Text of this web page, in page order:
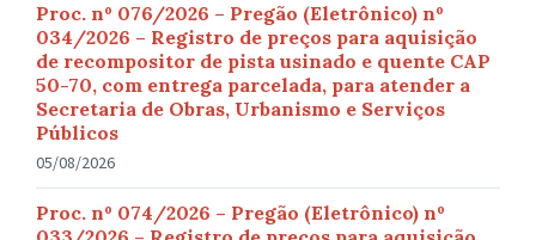
Proc. nº 076/2026 – Pregão (Eletrônico) nº
034/2026 – Registro de preços para aquisição
de recompositor de pista usinado e quente CAP
50-70, com entrega parcelada, para atender a
Secretaria de Obras, Urbanismo e Serviços
Públicos
05/08/2026
Proc. nº 074/2026 – Pregão (Eletrônico) nº